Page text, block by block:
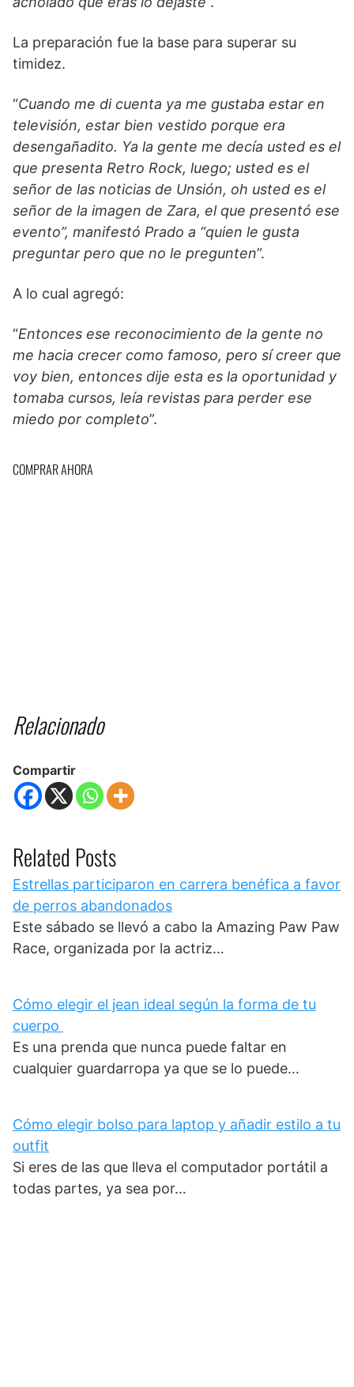
La preparación fue la base para superar su
timidez.
“Cuando me di cuenta ya me gustaba estar en
televisión, estar bien vestido porque era
desengañadito. Ya la gente me decía usted es el
que presenta Retro Rock, luego; usted es el
señor de las noticias de Unsión, oh usted es el
señor de la imagen de Zara, el que presentó ese
evento”, manifestó Prado a “quien le gusta
preguntar pero que no le pregunten”.
A lo cual agregó:
“Entonces ese reconocimiento de la gente no
me hacia crecer como famoso, pero sí creer que
voy bien, entonces dije esta es la oportunidad y
tomaba cursos, leía revistas para perder ese
miedo por completo”.
COMPRAR AHORA
Relacionado
Compartir
Related Posts
Estrellas participaron en carrera benéfica a favor
de perros abandonados
Este sábado se llevó a cabo la Amazing Paw Paw
Race, organizada por la actriz…
Cómo elegir el jean ideal según la forma de tu
cuerpo
Es una prenda que nunca puede faltar en
cualquier guardarropa ya que se lo puede…
Cómo elegir bolso para laptop y añadir estilo a tu
outfit
Si eres de las que lleva el computador portátil a
todas partes, ya sea por…